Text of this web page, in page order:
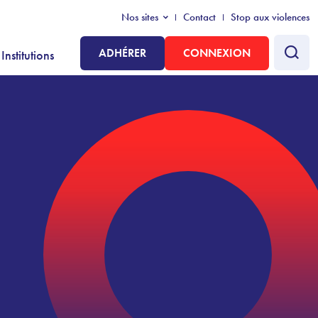
Institutions ADHÉRER CONNEXION
Nos sites Contact Stop aux violences